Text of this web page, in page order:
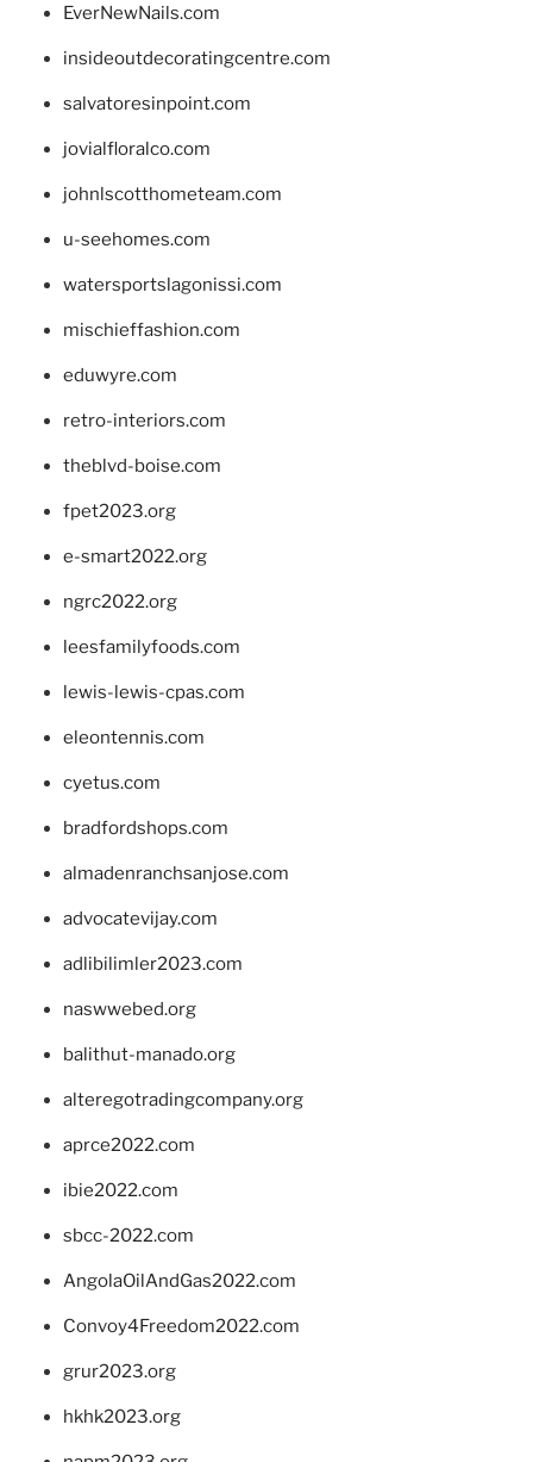
EverNewNails.com
insideoutdecoratingcentre.com
salvatoresinpoint.com
jovialfloralco.com
johnlscotthometeam.com
u-seehomes.com
watersportslagonissi.com
mischieffashion.com
eduwyre.com
retro-interiors.com
theblvd-boise.com
fpet2023.org
e-smart2022.org
ngrc2022.org
leesfamilyfoods.com
lewis-lewis-cpas.com
eleontennis.com
cyetus.com
bradfordshops.com
almadenranchsanjose.com
advocatevijay.com
adlibilimler2023.com
naswwebed.org
balithut-manado.org
alteregotradingcompany.org
aprce2022.com
ibie2022.com
sbcc-2022.com
AngolaOilAndGas2022.com
Convoy4Freedom2022.com
grur2023.org
hkhk2023.org